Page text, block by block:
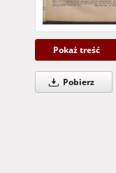
Pokaż treść
Pobierz